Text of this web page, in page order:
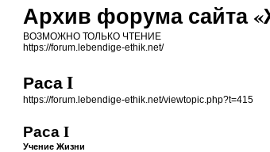
Архив форума сайта
ВОЗМОЖНО ТОЛЬКО ЧТЕНИЕ
https://forum.lebendige-ethik.net/
Раса I
https://forum.lebendige-ethik.net/viewtopic.php?t=415
Раса I
Учение Жизни